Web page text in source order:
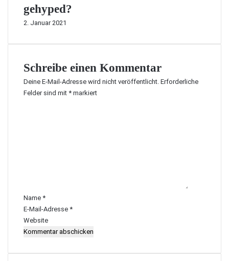
gehyped?
2. Januar 2021
Schreibe einen Kommentar
Deine E-Mail-Adresse wird nicht veröffentlicht. Erforderliche
Felder sind mit * markiert
r
*
Name *
E-Mail-Adresse *
Website